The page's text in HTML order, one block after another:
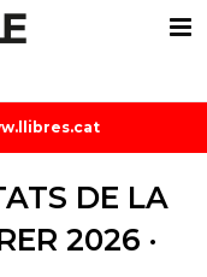
DE LA
2026 ·